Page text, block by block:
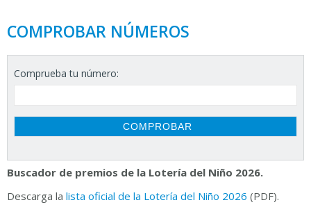
COMPROBAR NÚMEROS
Comprueba tu número:
Buscador de premios de la Lotería del Niño 2026.
Descarga la lista oficial de la Lotería del Niño 2026 (PDF).